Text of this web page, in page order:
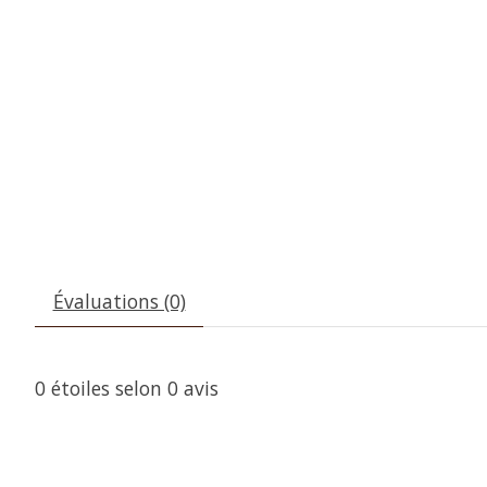
Évaluations (0)
0 étoiles selon 0 avis